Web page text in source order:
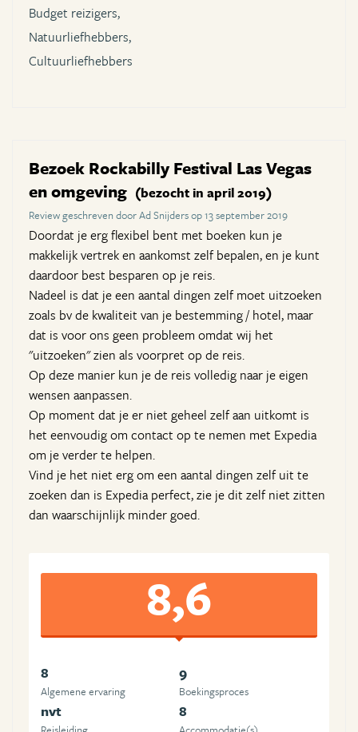
Budget reizigers,
Natuurliefhebbers,
Cultuurliefhebbers
Bezoek Rockabilly Festival Las Vegas
en omgeving (bezocht in april 2019)
Review geschreven door Ad Snijders op 13 september 2019
Doordat je erg flexibel bent met boeken kun je
makkelijk vertrek en aankomst zelf bepalen, en je kunt
daardoor best besparen op je reis.
Nadeel is dat je een aantal dingen zelf moet uitzoeken
zoals bv de kwaliteit van je bestemming / hotel, maar
dat is voor ons geen probleem omdat wij het
"uitzoeken" zien als voorpret op de reis.
Op deze manier kun je de reis volledig naar je eigen
wensen aanpassen.
Op moment dat je er niet geheel zelf aan uitkomt is
het eenvoudig om contact op te nemen met Expedia
om je verder te helpen.
Vind je het niet erg om een aantal dingen zelf uit te
zoeken dan is Expedia perfect, zie je dit zelf niet zitten
dan waarschijnlijk minder goed.
8,6
8
Algemene ervaring
9
Boekingsproces
nvt 8